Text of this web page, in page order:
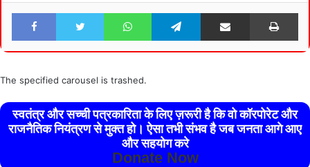
Facebook Twitter WhatsApp Telegram Share via Email
The specified carousel is trashed.
स्वतंत्र और सच्ची पत्रकारिता के लिए ज़रूरी है कि वो कॉरपोरेट और
राजनैतिक नियंत्रण से मुक्त हो। ऐसा तभी संभव है जब जनता आगे आए
और सहयोग करे
Donate Now